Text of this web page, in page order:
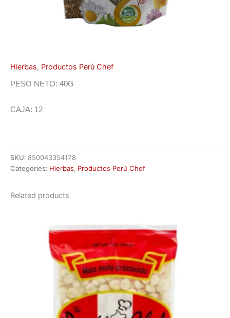
Hierbas, Productos Perú Chef
PESO NETO: 40G
CAJA: 12
SKU: 850043354178
Categories: Hierbas, Productos Perú Chef
Related products